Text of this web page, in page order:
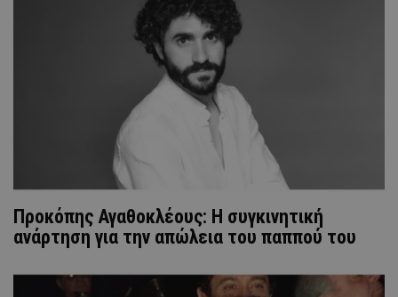
Προκόπης Αγαθοκλέους: Η συγκινητική
ανάρτηση για την απώλεια του παππού του